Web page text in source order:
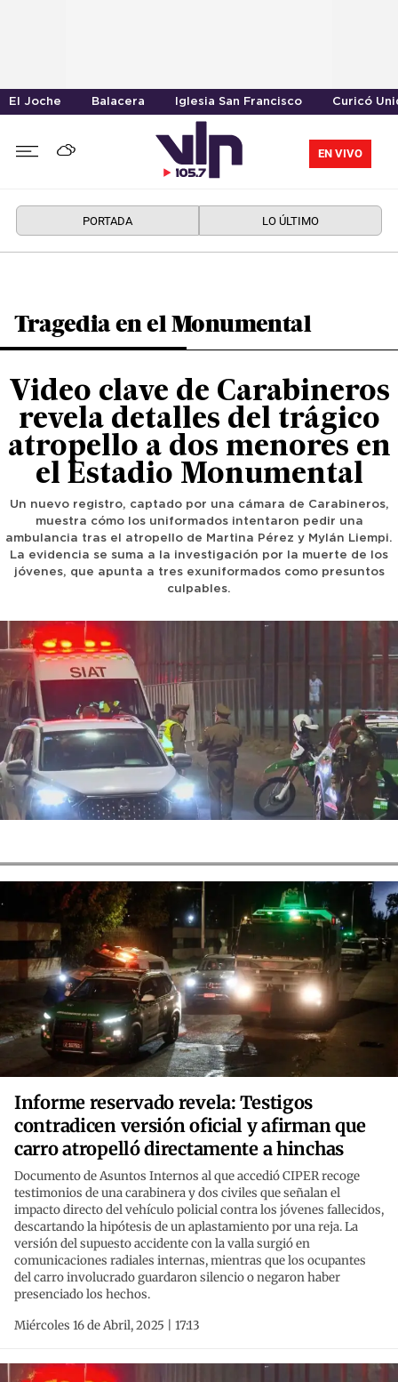
El Joche Balacera Iglesia San Francisco Curicó
EN VIVO
PORTADA LO ÚLTIMO
Tragedia en el Monumental
Video clave de Carabineros
revela detalles del trágico
atropello a dos menores en
el Estadio Monumental
Un nuevo registro, captado por una cámara de Carabineros,
muestra cómo los uniformados intentaron pedir una
ambulancia tras el atropello de Martina Pérez y Mylán Liempi.
La evidencia se suma a la investigación por la muerte de los
jóvenes, que apunta a tres exuniformados como presuntos
culpables.
Informe reservado revela: Testigos
contradicen versión oficial y afirman que
carro atropelló directamente a hinchas
Documento de Asuntos Internos al que accedió CIPER recoge
testimonios de una carabinera y dos civiles que señalan el
impacto directo del vehículo policial contra los jóvenes fallecidos,
descartando la hipótesis de un aplastamiento por una reja. La
versión del supuesto accidente con la valla surgió en
comunicaciones radiales internas, mientras que los ocupantes
del carro involucrado guardaron silencio o negaron haber
presenciado los hechos.
Miércoles 16 de Abril, 2025 | 17:13